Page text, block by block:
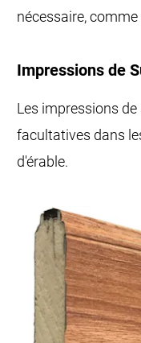
nécessaire,
Impressions de
Les impressions
facultatives dans
d'érable.